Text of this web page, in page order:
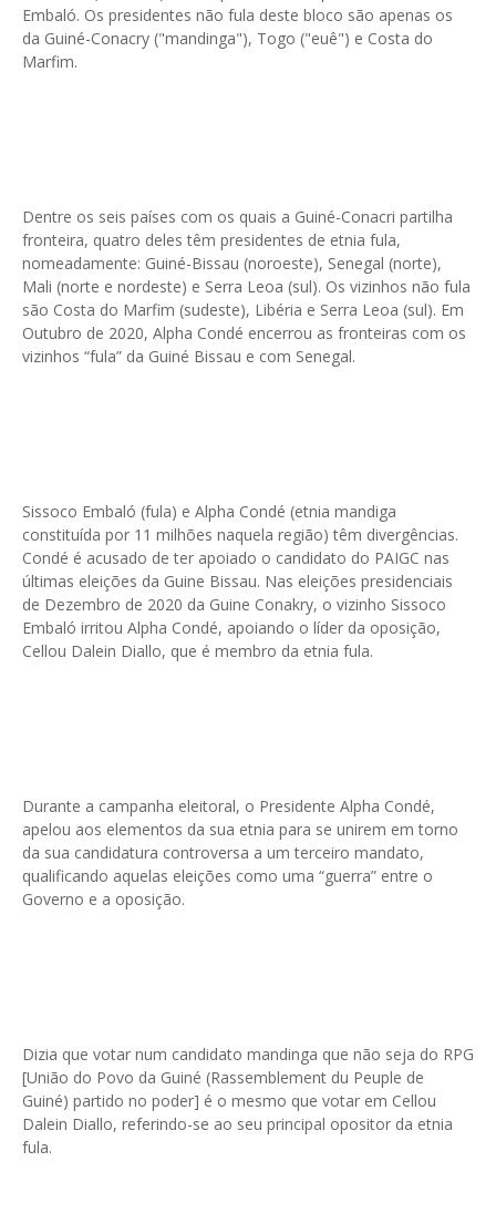
Embaló. Os presidentes não fula deste bloco são apenas os
da Guiné-Conacry ("mandinga"), Togo ("euê") e Costa do
Marfim.
Dentre os seis países com os quais a Guiné-Conacri partilha
fronteira, quatro deles têm presidentes de etnia fula,
nomeadamente: Guiné-Bissau (noroeste), Senegal (norte),
Mali (norte e nordeste) e Serra Leoa (sul). Os vizinhos não fula
são Costa do Marfim (sudeste), Libéria e Serra Leoa (sul). Em
Outubro de 2020, Alpha Condé encerrou as fronteiras com os
vizinhos “fula” da Guiné Bissau e com Senegal.
Sissoco Embaló (fula) e Alpha Condé (etnia mandiga
constituída por 11 milhões naquela região) têm divergências.
Condé é acusado de ter apoiado o candidato do PAIGC nas
últimas eleições da Guine Bissau. Nas eleições presidenciais
de Dezembro de 2020 da Guine Conakry, o vizinho Sissoco
Embaló irritou Alpha Condé, apoiando o líder da oposição,
Cellou Dalein Diallo, que é membro da etnia fula.
Durante a campanha eleitoral, o Presidente Alpha Condé,
apelou aos elementos da sua etnia para se unirem em torno
da sua candidatura controversa a um terceiro mandato,
qualificando aquelas eleições como uma “guerra” entre o
Governo e a oposição.
Dizia que votar num candidato mandinga que não seja do RPG
[União do Povo da Guiné (Rassemblement du Peuple de
Guiné) partido no poder] é o mesmo que votar em Cellou
Dalein Diallo, referindo-se ao seu principal opositor da etnia
fula.